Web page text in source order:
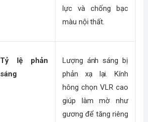
lực và chống bạc
màu nội thất.
Tỷ lệ phản
sáng
Lượng ánh sáng bị
phản xạ lại. Kính
hông chọn VLR cao
giúp làm mờ như
gương để tăng riêng